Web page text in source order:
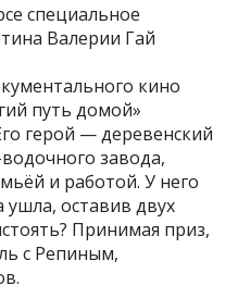
специальное
Валерии Гай
кино
путь домой»
герой — деревенский
завода,
и работой. У него
оставив двух
Принимая приз,
с Репиным,